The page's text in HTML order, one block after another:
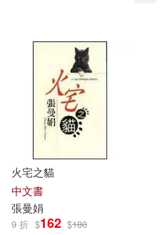
火宅之貓
中文書
張曼娟
9 折 $162 $180